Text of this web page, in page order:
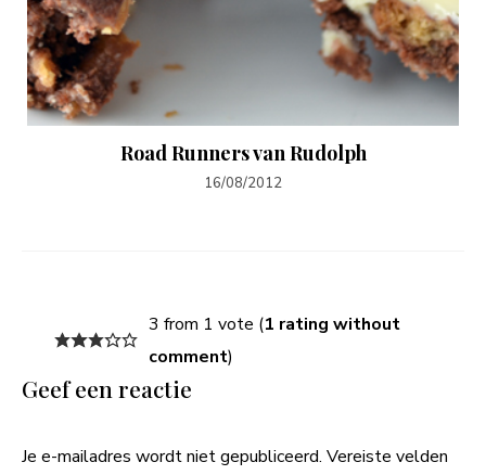
Road Runners van Rudolph
16/08/2012
3 from 1 vote (1 rating without
comment)
Geef een reactie
Je e-mailadres wordt niet gepubliceerd. Vereiste velden